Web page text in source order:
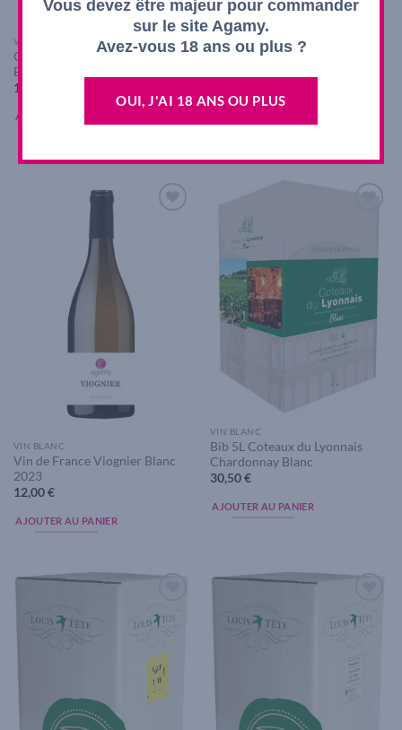
VIN BLANC
Coteaux du Lyonnais Or Palatial
Blanc 2023
10,50
AJOUTER AU PANIER
VIN BLANC
24,50€
VIN BLANC
Vin de France Viognier Blanc
2023
12,00€
AJOUTER AU PANIER
VIN BLANC
Bib 5L Coteaux du Lyonnais
Chardonnay Blanc
30,50€
AJOUTER AU PANIER
Add to
wishlist
Add to
wishlist
Vous devez être majeur pour commander
sur le site Agamy.
Avez-vous 18 ans ou plus ?
OUI, J'AI 18 ANS OU PLUS